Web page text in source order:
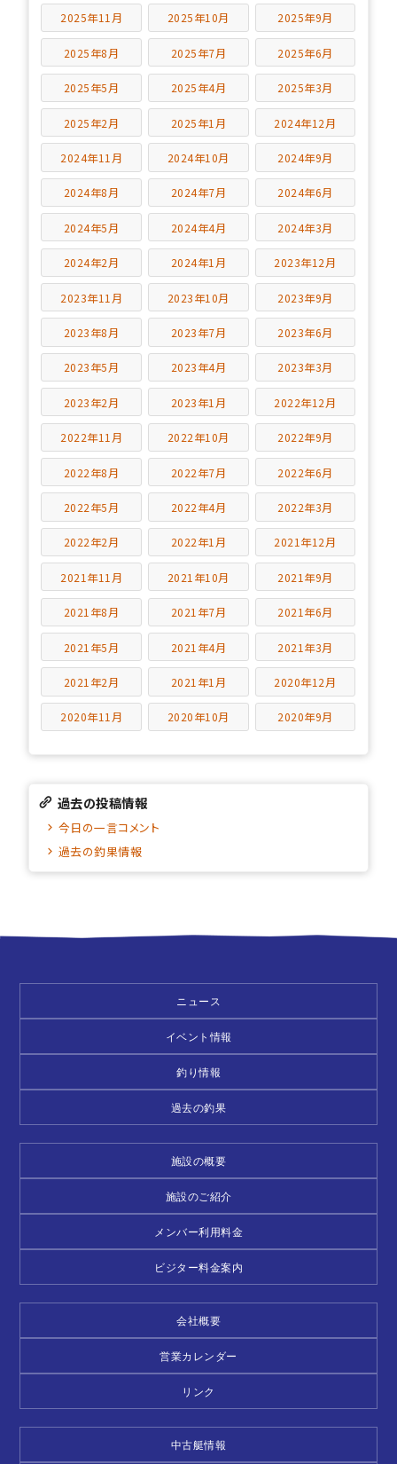
2025年11月 2025年10月 2025年9月
2025年8月 2025年7月 2025年6月
2025年5月 2025年4月 2025年3月
2025年2月 2025年1月 2024年12月
2024年11月 2024年10月 2024年9月
2024年8月 2024年7月 2024年6月
2024年5月 2024年4月 2024年3月
2024年2月 2024年1月 2023年12月
2023年11月 2023年10月 2023年9月
2023年8月 2023年7月 2023年6月
2023年5月 2023年4月 2023年3月
2023年2月 2023年1月 2022年12月
2022年11月 2022年10月 2022年9月
2022年8月 2022年7月 2022年6月
2022年5月 2022年4月 2022年3月
2022年2月 2022年1月 2021年12月
2021年11月 2021年10月 2021年9月
2021年8月 2021年7月 2021年6月
2021年5月 2021年4月 2021年3月
2021年2月 2021年1月 2020年12月
2020年11月 2020年10月 2020年9月
過去の投稿情報
今日の一言コメント
過去の釣果情報
ニュース
イベント情報
釣り情報
過去の釣果
施設の概要
施設のご紹介
メンバー利用料金
ビジター料金案内
会社概要
営業カレンダー
リンク
中古艇情報